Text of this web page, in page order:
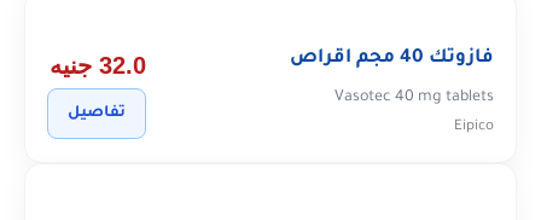
فازوتك 40 مجم اقراص
Vasotec 40 mg tablets
Eipico
32.0 جنيه
تفاصيل